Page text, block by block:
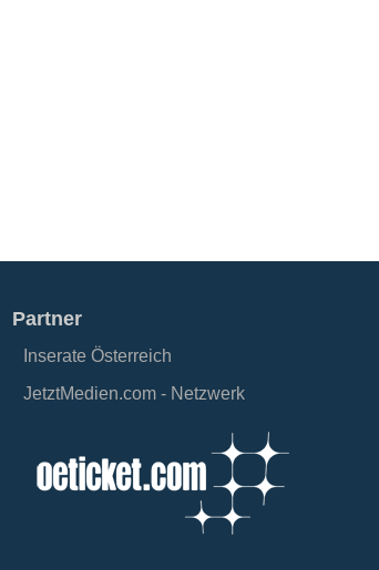
Partner
Inserate Österreich
JetztMedien.com - Netzwerk